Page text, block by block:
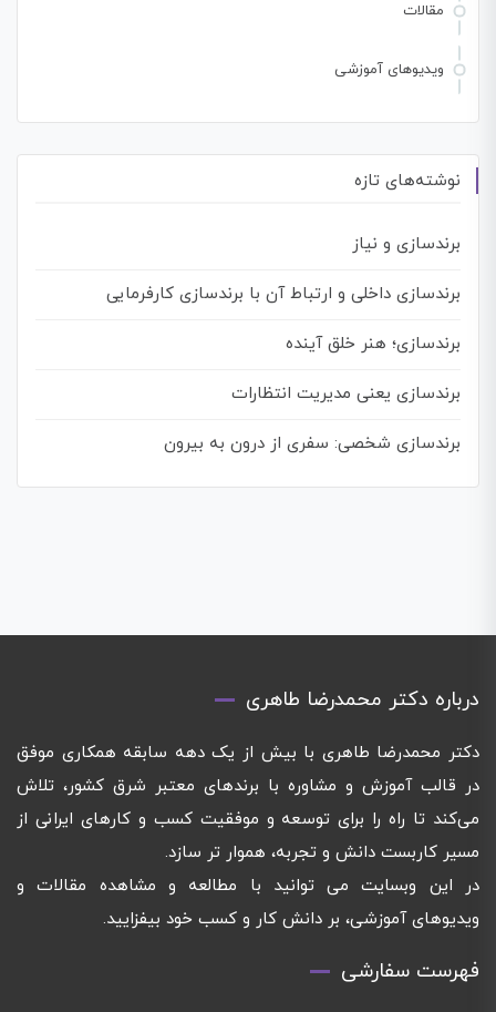
مقالات
ویدیوهای آموزشی
نوشته‌های تازه
برندسازی و نیاز
برندسازی داخلی و ارتباط آن با برندسازی کارفرمایی
برندسازی؛ هنر خلق آینده
برندسازی یعنی مدیریت انتظارات
برندسازی شخصی: سفری از درون به بیرون
درباره دکتر محمدرضا طاهری
دکتر محمدرضا طاهری با بیش از یک دهه سابقه همکاری موفق
در قالب آموزش و مشاوره با برندهای معتبر شرق کشور، تلاش
می‌کند تا راه را برای توسعه و موفقیت کسب و کارهای ایرانی از
مسیر کاربست دانش و تجربه، هموار تر سازد.
در این وبسایت می توانید با مطالعه و مشاهده مقالات و
ویدیوهای آموزشی، بر دانش کار و کسب خود بیفزایید.
فهرست سفارشی